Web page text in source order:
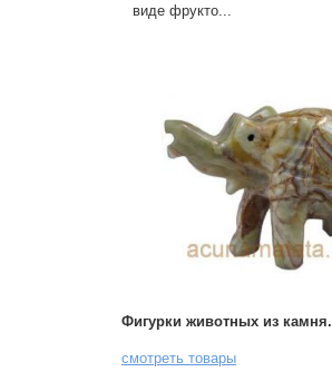
виде фрукто...
Фигурки животных из камня.
смотреть товары